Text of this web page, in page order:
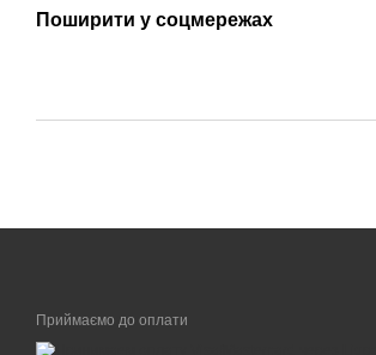
Поширити у соцмережах
Приймаємо до оплати